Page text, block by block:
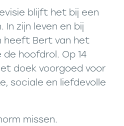
blijft het bij een
zijn leven en bij
heeft Bert van het
hoofdrol. Op 14
doek voorgoed voor
sociale en liefdevolle
missen.